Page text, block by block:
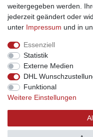
weitergegeben werden.
jederzeit geändert oder
unter Impressum und in
Essenziell
Statistik
Externe Medien
DHL
Funktional
Weitere Einstellungen